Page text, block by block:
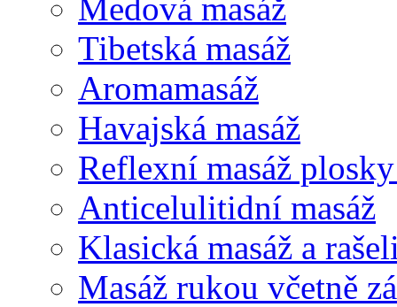
Medová masáž
Tibetská masáž
Aromamasáž
Havajská masáž
Reflexní masáž
Anticelulitidní masáž
Klasická masáž a
Masáž rukou včetně